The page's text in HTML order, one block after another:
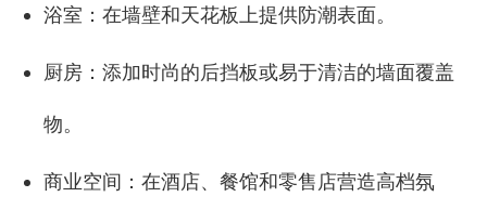
浴室：在墙壁和天花板上提供防潮表面。
厨房：添加时尚的后挡板或易于清洁的墙面覆盖
物。
商业空间：在酒店、餐馆和零售店营造高档氛